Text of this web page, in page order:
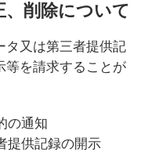
、削除について
タ又は第三者提供記
等を請求することが
の通知
提供記録の開示